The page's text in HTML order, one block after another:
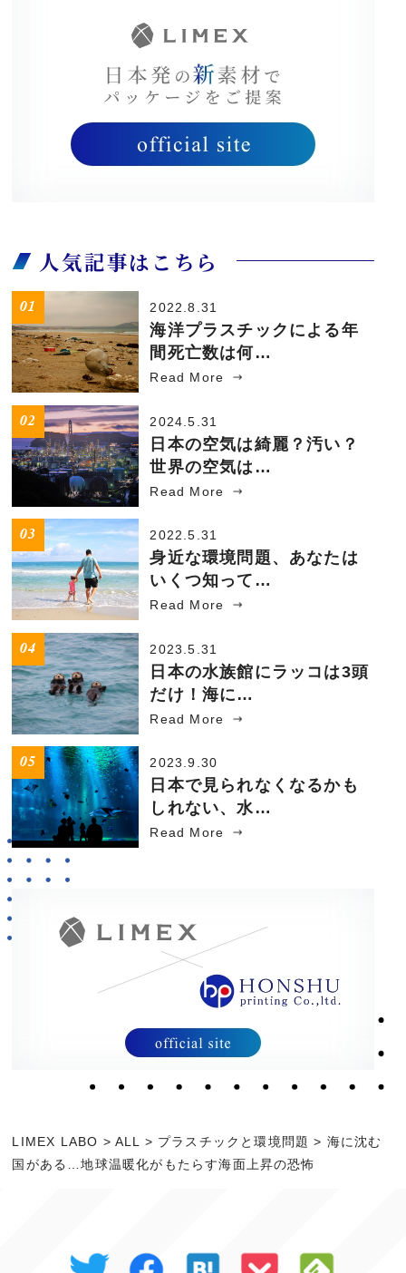
人気記事はこちら
2022.8.31
海洋プラスチックによる年
間死亡数は何…
Read More
2024.5.31
日本の空気は綺麗？汚い？
世界の空気は…
Read More
2022.5.31
身近な環境問題、あなたは
いくつ知って…
Read More
2023.5.31
日本の水族館にラッコは3頭
だけ！海に…
Read More
2023.9.30
日本で見られなくなるかも
しれない、水…
Read More
LIMEX LABO > ALL > プラスチックと環境問題 > 海に沈む
国がある…地球温暖化がもたらす海面上昇の恐怖